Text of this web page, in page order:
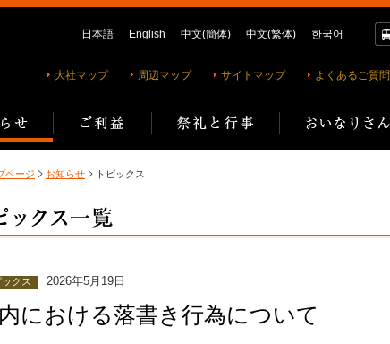
日本語 English 中文(簡体) 中文(繁体) 한국어
大社マップ 周辺マップ サイトマップ よくあるご質問
ページ お知らせ トピックス
ックス 2026年5月19日
における落書き行為について